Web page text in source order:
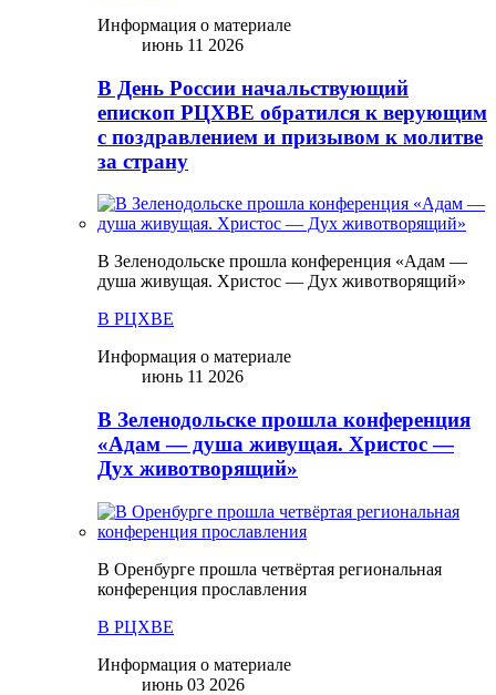
Информация о материале
июнь 11 2026
В День России начальствующий
епископ РЦХВЕ обратился к верующим
с поздравлением и призывом к молитве
за страну
В Зеленодольске прошла конференция «Адам —
душа живущая. Христос — Дух животворящий»
В РЦХВЕ
Информация о материале
июнь 11 2026
В Зеленодольске прошла конференция
«Адам — душа живущая. Христос —
Дух животворящий»
В Оренбурге прошла четвёртая региональная
конференция прославления
В РЦХВЕ
Информация о материале
июнь 03 2026